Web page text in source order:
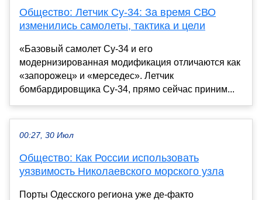
Общество: Летчик Су-34: За время СВО
изменились самолеты, тактика и цели
«Базовый самолет Су-34 и его
модернизированная модификация отличаются как
«запорожец» и «мерседес». Летчик
бомбардировщика Су-34, прямо сейчас приним...
00:27, 30 Июл
Общество: Как России использовать
уязвимость Николаевского морского узла
Порты Одесского региона уже де-факто